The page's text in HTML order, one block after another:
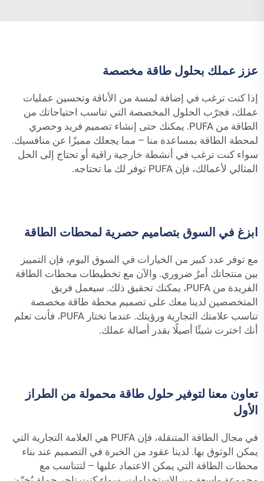
عزز عملك بحلول طاقة مخصصة
إذا كنت ترغب في إضافة لمسة من الأناقة وتحسين عمليات
عملك، فجرّب الحلول المخصصة التي تناسب احتياجاتك من
الطاقة من PUFA. يمكنك حتى إنشاء تصميم فريد وحصري
لمحطة الطاقة بمساعدة منا – مما يجعلك مميزًا عن منافسيك.
سواء كنت ترغب في أنشطة خارجية راقية أو تحتاج إلى الحل
المثالي لأعمالك، فإن PUFA توفر لك ما تحتاجه.
ابزغ في السوق بتصاميم حصرية لمحطات الطاقة
مع توفر عدد كبير من الخيارات في السوق اليوم، فإن التمييز
بين منتجاتك أمرٌ ضروري. والآن مع تخطيطات محطات الطاقة
الفريدة من PUFA، يمكنك تحقيق ذلك. سيعمل فريق
المتخصصين لدينا معك على تصميم محطة طاقة مخصصة
تناسب علامتك التجارية ورؤيتك. عندما تختار PUFA، فأنت تعلم
أنك اخترت شيئًا أصيلًا بقدر أصالة عملك.
تعاون معنا لتوفير حلول طاقة محمولة من الطراز
الأول
في مجال الطاقة المتنقلة، فإن PUFA هي العلامة التجارية التي
يمكن الوثوق بها. لدينا عقود من الخبرة في التصميم عند بناء
محطات الطاقة التي يمكن الاعتماد عليها – لتتناسب مع